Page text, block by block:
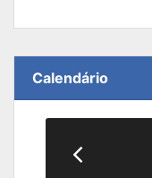
Calendário